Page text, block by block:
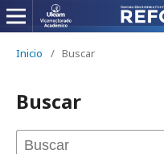
Inicio / Buscar
Buscar